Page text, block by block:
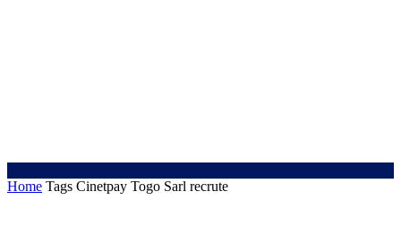
Home Tags Cinetpay Togo Sarl recrute